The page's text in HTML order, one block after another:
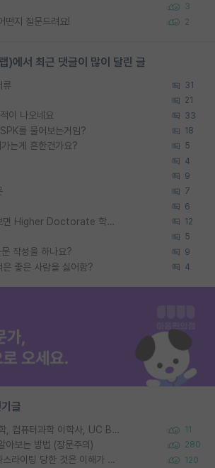
3
떤지 질문드려요! 2
)에서 최근 댓글이 많이 달린 글
류 31
21
이 나오네요 33
를 물어보는거임? 18
는게 흔한건가요? 5
4
9
7
6
우리나라도 학구 열풍보면 Higher Doctorate 학위가 필요하다고 봅니다. 12
5
작성을 하나요? 9
좋은 사람을 싫어함? 4
글
Korea University 수학, 컴퓨터과학 이학사, UC Berkeley 산업공학 대학원 공학박사가 되는 것은 쉽지 않겠죠? 11
아보는 방법 (장문주의) 280
대학원생들 교수에게 가스라이팅 당한 것은 이해가 갑니다. 안타깝네요. 120